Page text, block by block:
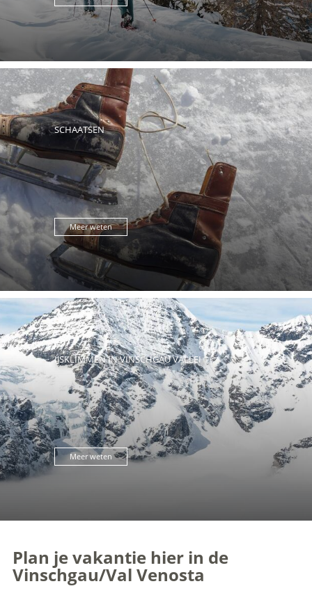
SCHAATSEN
Meer weten
IJSKLIMMEN IN VINSCHGAU VALLEI
Meer weten
Plan je vakantie hier in de
Vinschgau/Val Venosta